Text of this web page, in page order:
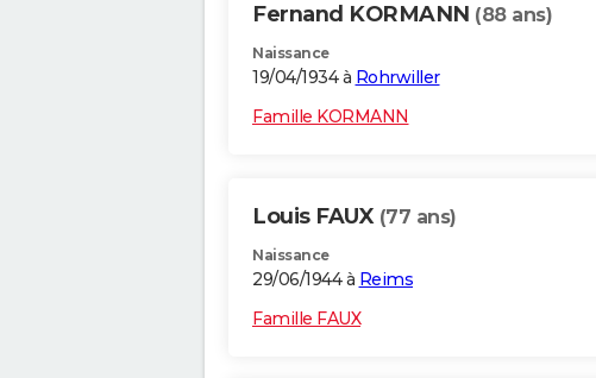
Fernand KORMANN (88 ans)
Naissance
19/04/1934 à Rohrwiller
Famille KORMANN
Louis FAUX (77 ans)
Naissance
29/06/1944 à Reims
Famille FAUX